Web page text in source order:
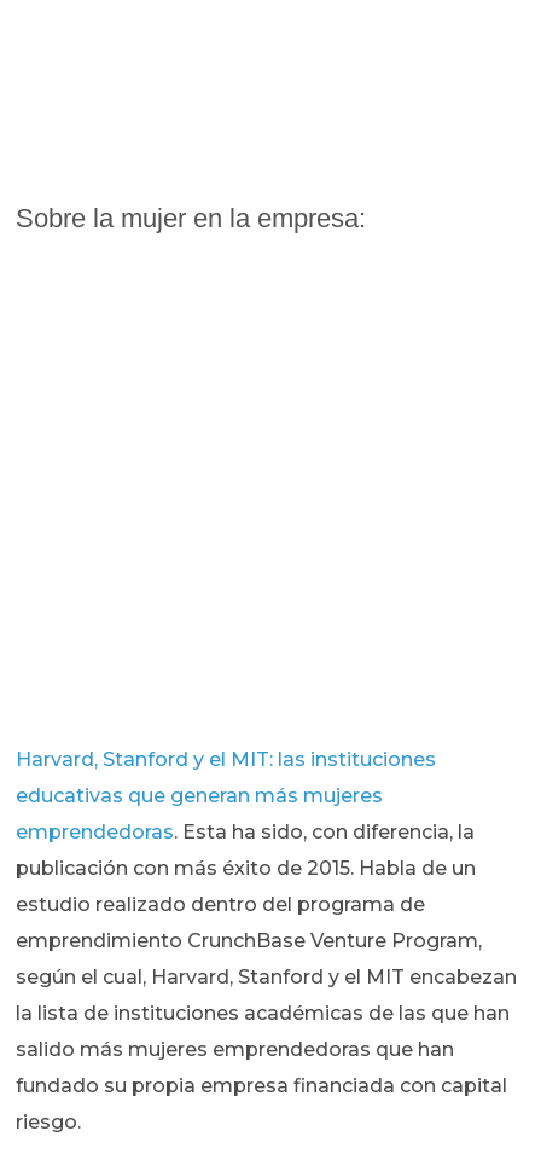
Sobre la mujer en la empresa:
Harvard, Stanford y el MIT: las instituciones
educativas que generan más mujeres
emprendedoras. Esta ha sido, con diferencia, la
publicación con más éxito de 2015. Habla de un
estudio realizado dentro del programa de
emprendimiento CrunchBase Venture Program,
según el cual, Harvard, Stanford y el MIT encabezan
la lista de instituciones académicas de las que han
salido más mujeres emprendedoras que han
fundado su propia empresa financiada con capital
riesgo.